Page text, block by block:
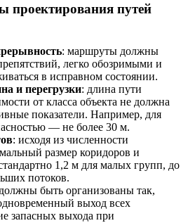
проектирования путей
: маршруты должны
легко обозримыми и
в исправном состоянии.
и перегрузки: длина пути
от класса объекта не должна
показатели. Например, для
— не более 30 м.
: исходя из численности
размер коридоров и
1,2 м для малых групп, до
потоков.
быть организованы так,
выход всех
запасных выхода при